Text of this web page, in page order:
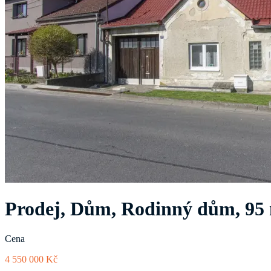
Prodej, Dům, Rodinný dům, 95
Cena
4 550 000 Kč